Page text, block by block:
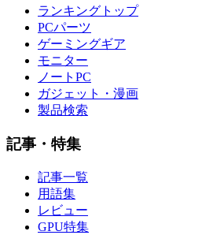
ランキングトップ
PCパーツ
ゲーミングギア
モニター
ノートPC
ガジェット・漫画
製品検索
記事・特集
記事一覧
用語集
レビュー
GPU特集